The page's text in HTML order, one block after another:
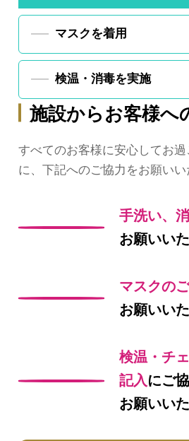
マスクを着用
検温・消毒を実施
施設からお客様へ
すべてのお客様に安心してお
に、下記へのご協力をお願いい
手洗い、
お願いい
マスクの
お願いい
検温・チ
記入 にご
お願いい